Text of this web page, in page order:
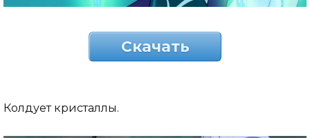
Скачать
Колдует кристаллы.